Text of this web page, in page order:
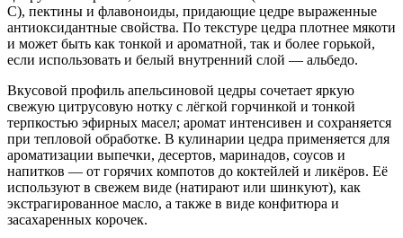
C), пектины и флавоноиды, придающие цедре выраженные
антиоксидантные свойства. По текстуре цедра плотнее мякоти
и может быть как тонкой и ароматной, так и более горькой,
если использовать и белый внутренний слой — альбедо.
Вкусовой профиль апельсиновой цедры сочетает яркую
свежую цитрусовую нотку с лёгкой горчинкой и тонкой
терпкостью эфирных масел; аромат интенсивен и сохраняется
при тепловой обработке. В кулинарии цедра применяется для
ароматизации выпечки, десертов, маринадов, соусов и
напитков — от горячих компотов до коктейлей и ликёров. Её
используют в свежем виде (натирают или шинкуют), как
экстрагированное масло, а также в виде конфитюра и
засахаренных корочек.